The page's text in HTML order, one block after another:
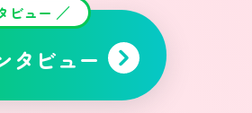
ビュー ／
タビュー